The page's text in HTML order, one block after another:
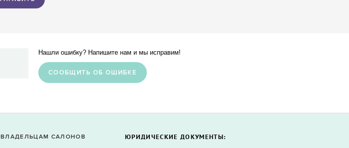
Нашли ошибку? Напишите нам и мы исправим!
CООБЩИТЬ ОБ ОШИБКЕ
ВЛАДЕЛЬЦАМ САЛОНОВ ЮРИДИЧЕСКИЕ ДОКУМЕНТЫ: